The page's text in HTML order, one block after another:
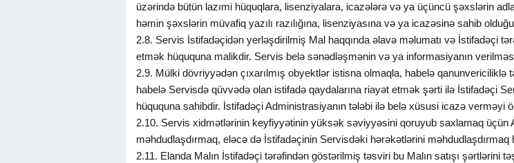
üzərində bütün lazımi hüquqlara, lisenziyalara, icazələrə və ya üçüncü şəxslərin
həmin şəxslərin müvafiq yazılı razılığına, lisenziyasına və ya icazəsinə sahib
2.8. Servis İstifadəçidən yerləşdirilmiş Mal haqqında əlavə məlumatı və İstifadəçi
etmək hüququna malikdir. Servis belə sənədləşmənin və ya informasiyanın
2.9. Mülki dövriyyədən çıxarılmış obyektlər istisna olmaqla, habelə
habelə Servisdə qüvvədə olan istifadə qaydalarına riayət etmək şərti ilə İstifadəçi
hüququna sahibdir. İstifadəçi Administrasiyanın tələbi ilə belə xüsusi icazə verməyi
2.10. Servis xidmətlərinin keyfiyyətinin yüksək səviyyəsini qoruyub saxlamaq üçün
məhdudlaşdırmaq, eləcə də İstifadəçinin Servisdəki hərəkətlərini məhdudlaşdırmaq
2.11. Elanda Malın İstifadəçi tərəfindən göstərilmiş təsviri bu Malın satışı şərtlərini